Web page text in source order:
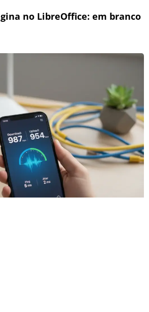
no LibreOffice: em branco